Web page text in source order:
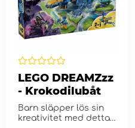
LEGO DREAMZzz
- Krokodilubåt
Barn släpper lös sin
kreativitet med detta